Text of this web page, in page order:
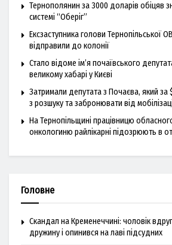
Тернополянин за 3000 доларів обіцяв
системі “Оберіг”
Ексзаступника голови Тернопільської
відправили до колонії
Стало відоме ім’я почаївського
великому хабарі у Києві
Затримали депутата з Почаєва, який за
з розшуку та забронювати від
На Тернопільщині працівницю
онкологиню райлікарні підозрюють в
Головне
Скандал на Кременеччині: чоловік
дружину і опинився на лаві підсудних